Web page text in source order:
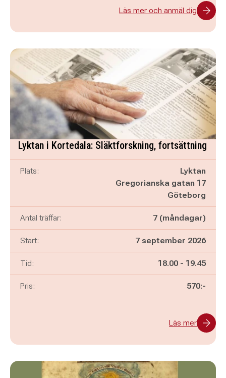
Läs mer och anmäl dig
Lyktan i Kortedala: Släktforskning, fortsättning
Plats:
Lyktan
Gregorianska gatan 17
Göteborg
Antal träffar: 7 (måndagar)
Start: 7 september 2026
Tid: Pågår mellan
18.00 - och
19.45
Pris: 570:-
Läs mer